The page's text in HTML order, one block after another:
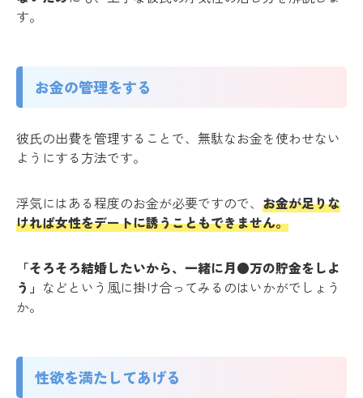
す。
お金の管理をする
彼氏の出費を管理することで、無駄なお金を使わせない
ようにする方法です。
浮気にはある程度のお金が必要ですので、 お金が足りな
ければ女性をデートに誘うこともできません。
「そろそろ結婚したいから、一緒に月●万の貯金をしよ
う」 などという風に掛け合ってみるのはいかがでしょう
か。
性欲を満たしてあげる